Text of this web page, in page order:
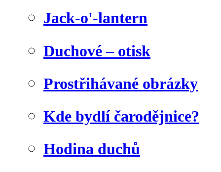
Jack-o'-lantern
Duchové – otisk
Prostřihávané obrázky
Kde bydlí čarodějnice?
Hodina duchů